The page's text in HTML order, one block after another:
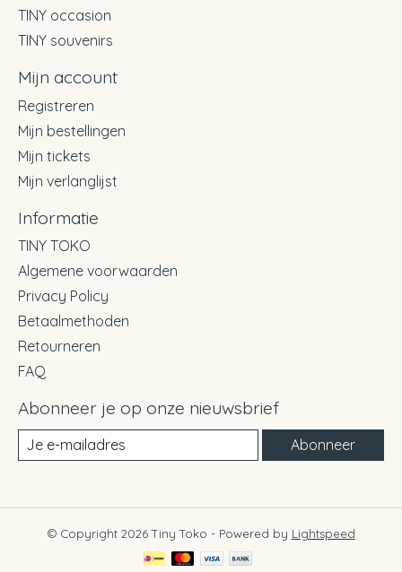
TINY occasion
TINY souvenirs
Mijn account
Registreren
Mijn bestellingen
Mijn tickets
Mijn verlanglijst
Informatie
TINY TOKO
Algemene voorwaarden
Privacy Policy
Betaalmethoden
Retourneren
FAQ
Abonneer je op onze nieuwsbrief
Abonneer
© Copyright 2026 Tiny Toko - Powered by Lightspeed